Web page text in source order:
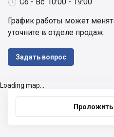

График работы может
уточните в отделе продаж.
Задать вопрос
Loading map...